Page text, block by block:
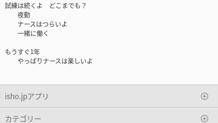
試練は続くよ どこまでも？
夜勤
ナースはつらいよ
一緒に働く
もうすぐ1年
やっぱりナースは楽しいよ
isho.jpアプリ
カテゴリー